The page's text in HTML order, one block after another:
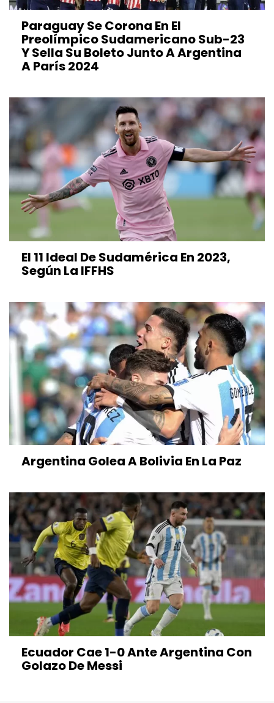
Paraguay Se Corona En El
Preolímpico Sudamericano Sub-23
Y Sella Su Boleto Junto A Argentina
A París 2024
El 11 Ideal De Sudamérica En 2023,
Según La IFFHS
Argentina Golea A Bolivia En La Paz
Ecuador Cae 1-0 Ante Argentina Con
Golazo De Messi